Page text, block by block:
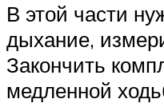
В этой части
дыхание,
Закончить
медленной